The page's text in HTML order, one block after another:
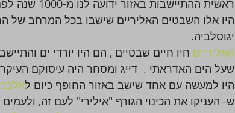
היו אלו השבטים האליריים שישבו בכל המרחב של
יגוסלביה.
האליריים חיו חיים שבטיים , הם היו יורדי ים
שעל הים האדראתי .  דייג ומסחר היה עיסוקם
היו למעשה עם אחד שישב באזור החופף כיום ל
ש- העניקו את הכינוי הגורף "אילירי" לעם זה,